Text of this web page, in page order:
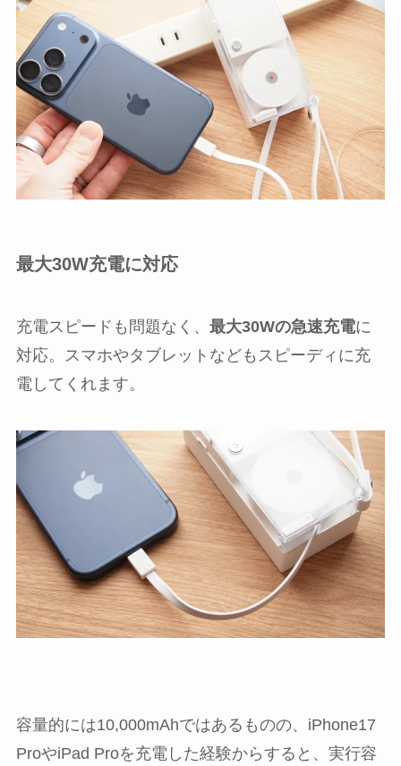
最大30W充電に対応
充電スピードも問題なく、 最大30Wの急速充電に
対応。スマホやタブレットなどもスピーディに充
電してくれます。
容量的には10,000mAhではあるものの、iPhone17
ProやiPad Proを充電した経験からすると、実行容